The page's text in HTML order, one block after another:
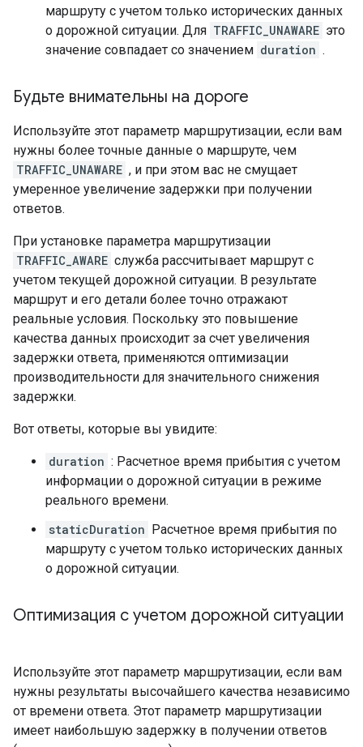
маршруту с учетом только исторических данных
о дорожной ситуации. Для TRAFFIC_UNAWARE это
значение совпадает со значением duration .
Будьте внимательны на дороге
Используйте этот параметр маршрутизации, если вам
нужны более точные данные о маршруте, чем
TRAFFIC_UNAWARE , и при этом вас не смущает
умеренное увеличение задержки при получении
ответов.
При установке параметра маршрутизации
TRAFFIC_AWARE служба рассчитывает маршрут с
учетом текущей дорожной ситуации. В результате
маршрут и его детали более точно отражают
реальные условия. Поскольку это повышение
качества данных происходит за счет увеличения
задержки ответа, применяются оптимизации
производительности для значительного снижения
задержки.
Вот ответы, которые вы увидите:
duration : Расчетное время прибытия с учетом
информации о дорожной ситуации в режиме
реального времени.
staticDuration Расчетное время прибытия по
маршруту с учетом только исторических данных
о дорожной ситуации.
Оптимизация с учетом дорожной ситуации
Используйте этот параметр маршрутизации, если вам
нужны результаты высочайшего качества независимо
от времени ответа. Этот параметр маршрутизации
имеет наибольшую задержку в получении ответов